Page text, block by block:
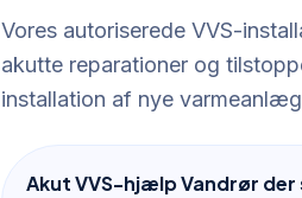
Vores autoriserede VVS-
akutte reparationer og
installation af nye
Akut VVS-hjælp Vandrør der